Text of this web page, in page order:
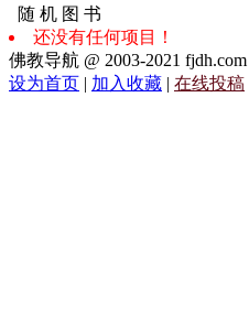
随 机 图 书
还没有任何项目！
佛教导航 @ 2003-2021 fjdh.com
设为首页 | 加入收藏 | 在线投稿